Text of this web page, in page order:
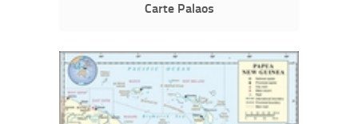
Carte Palaos